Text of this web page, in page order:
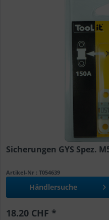
Sicherungen GYS Spez.
Artikel-Nr : T054639
Händlersuche
18.20 CHF *